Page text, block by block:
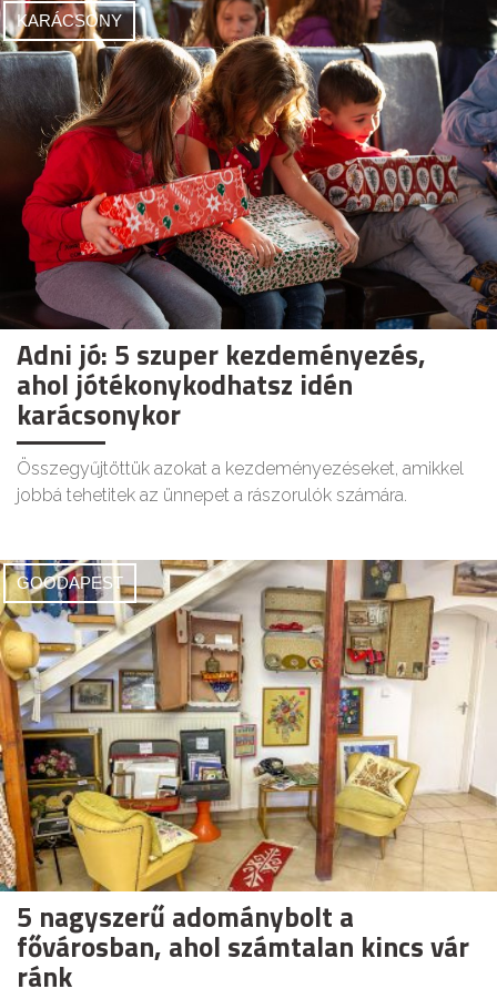
KARÁCSONY
Adni jó: 5 szuper kezdeményezés,
ahol jótékonykodhatsz idén
karácsonykor
Összegyűjtöttük azokat a kezdeményezéseket, amikkel
jobbá tehetitek az ünnepet a rászorulók számára.
GOODAPEST
5 nagyszerű adománybolt a
fővárosban, ahol számtalan kincs vár
ránk